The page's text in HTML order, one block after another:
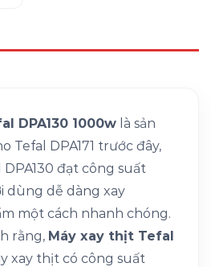
DPA130 1000w à sản
Tefal DPA171 trước đây,
đạt công suất
dùng dễ dàng xay
một cách nhanh chóng.
rằng, Máy xay thịt Tefal
xay thịt có công suất